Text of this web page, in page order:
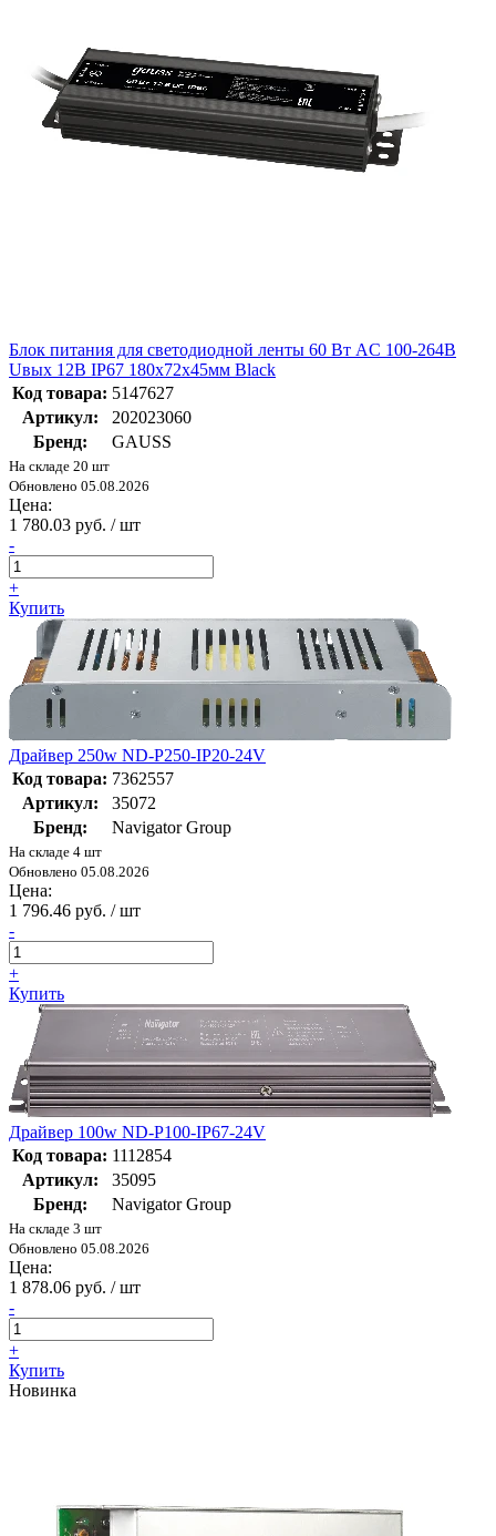
Блок питания для светодиодной ленты 60 Вт AC 100-264В
Uвых 12В IP67 180х72х45мм Black
Код товара: 5147627
Артикул:
202023060
Бренд:
GAUSS
На складе 20 шт
Обновлено 05.08.2026
Цена:
1 780.03 руб. / шт
-
+
Купить
Драйвер 250w ND-P250-IP20-24V
Код товара: 7362557
Артикул:
35072
Бренд:
Navigator Group
На складе 4 шт
Обновлено 05.08.2026
Цена:
1 796.46 руб. / шт
-
+
Купить
Драйвер 100w ND-P100-IP67-24V
Код товара: 1112854
Артикул:
35095
Бренд:
Navigator Group
На складе 3 шт
Обновлено 05.08.2026
Цена:
1 878.06 руб. / шт
-
+
Купить
Новинка